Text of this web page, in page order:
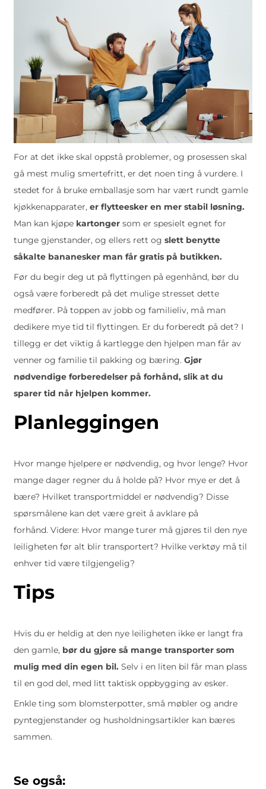
For at det ikke skal oppstå problemer, og prosessen skal
gå mest mulig smertefritt, er det noen ting å vurdere. I
stedet for å bruke emballasje som har vært rundt gamle
kjøkkenapparater, er flytteesker en mer stabil løsning.
Man kan kjøpe kartonger som er spesielt egnet for
tunge gjenstander, og ellers rett og slett benytte
såkalte bananesker man får gratis på butikken.
Før du begir deg ut på flyttingen på egenhånd, bør du
også være forberedt på det mulige stresset dette
medfører. På toppen av jobb og familieliv, må man
dedikere mye tid til flyttingen. Er du forberedt på det? I
tillegg er det viktig å kartlegge den hjelpen man får av
venner og familie til pakking og bæring. Gjør
nødvendige forberedelser på forhånd, slik at du
sparer tid når hjelpen kommer.
Planleggingen
Hvor mange hjelpere er nødvendig, og hvor lenge? Hvor
mange dager regner du å holde på? Hvor mye er det å
bære? Hvilket transportmiddel er nødvendig? Disse
spørsmålene kan det være greit å avklare på
forhånd. Videre: Hvor mange turer må gjøres til den nye
leiligheten før alt blir transportert? Hvilke verktøy må til
enhver tid være tilgjengelig?
Tips
Hvis du er heldig at den nye leiligheten ikke er langt fra
den gamle, bør du gjøre så mange transporter som
mulig med din egen bil. Selv i en liten bil får man plass
til en god del, med litt taktisk oppbygging av esker.
Enkle ting som blomsterpotter, små møbler og andre
pyntegjenstander og husholdningsartikler kan bæres
sammen.
Se også: